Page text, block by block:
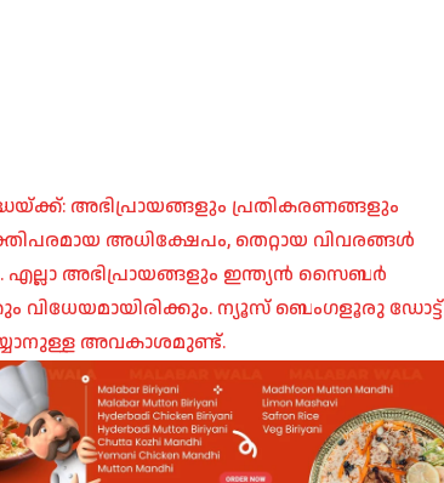
അഭിപ്രായങ്ങളും പ്രതികരണങ്ങളും
അധിക്ഷേപം, തെറ്റായ വിവരങ്ങൾ
എല്ലാ അഭിപ്രായങ്ങളും ഇന്ത്യൻ സൈബർ
വിധേയമായിരിക്കും. ന്യൂസ് ബെംഗളൂരു ഡോട്ട്
അവകാശമുണ്ട്.